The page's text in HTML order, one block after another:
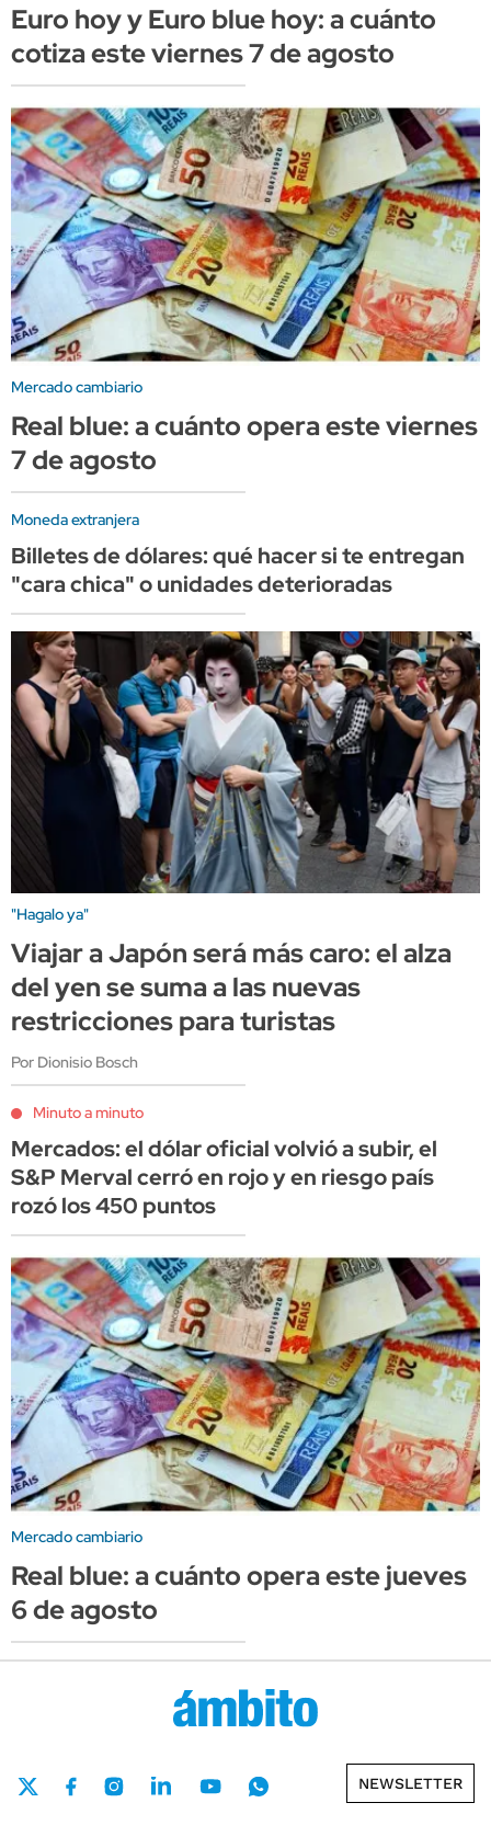
Euro hoy y Euro blue hoy: a cuánto
cotiza este viernes 7 de agosto
Mercado cambiario
Real blue: a cuánto opera este viernes
7 de agosto
Moneda extranjera
Billetes de dólares: qué hacer si te entregan
"cara chica" o unidades deterioradas
"Hagalo ya"
Viajar a Japón será más caro: el alza
del yen se suma a las nuevas
restricciones para turistas
Por Dionisio Bosch
Minuto a minuto
Mercados: el dólar oficial volvió a subir, el
S&P Merval cerró en rojo y en riesgo país
rozó los 450 puntos
Mercado cambiario
Real blue: a cuánto opera este jueves
6 de agosto
NEWSLETTER